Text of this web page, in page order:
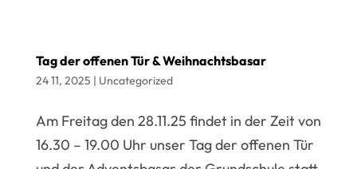
Tag der offenen Tür & Weihnachtsbasar
24 11, 2025 | Uncategorized
Am Freitag den 28.11.25 findet in der Zeit von
16.30 – 19.00 Uhr unser Tag der offenen Tür